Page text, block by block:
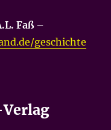
Faß –
geschichte